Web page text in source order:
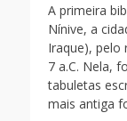
A primeira
Nínive, a
Iraque), pelo
7 a.C. Nela,
tabuletas
mais antiga